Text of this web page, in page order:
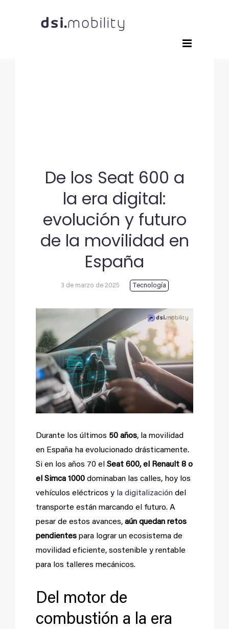
De los Seat 600 a
la era digital:
evolución y futuro
de la movilidad en
España
3 de marzo de 2025 Tecnología
Ver
imagen
más
grande
Durante los últimos 50 años, la movilidad
en España ha evolucionado drásticamente.
Si en los años 70 el Seat 600, el Renault 8 o
el Simca 1000 dominaban las calles, hoy los
vehículos eléctricos y la digitalización del
transporte están marcando el futuro. A
pesar de estos avances, aún quedan retos
pendientes para lograr un ecosistema de
movilidad eficiente, sostenible y rentable
para los talleres mecánicos.
Del motor de
combustión a la era